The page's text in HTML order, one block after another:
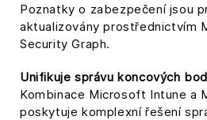
Poznatky o zabezpečení jsou
aktualizovány prostřednictvím
Security Graph.
Unifikuje správu koncových
Kombinace Microsoft Intune a
poskytuje komplexní řešení